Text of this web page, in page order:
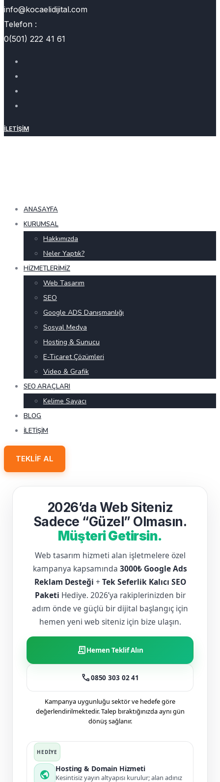
info@kocaelidijital.com
Telefon :
0(501) 222 41 61
İLETIŞIM
ANASAYFA
KURUMSAL
Hakkımızda
Neler Yaptık?
HIZMETLERIMIZ
Web Tasarım
SEO
Google ADS Danışmanlığı
Sosyal Medya
Hosting & Sunucu
E-Ticaret Çözümleri
Video & Grafik
SEO ARAÇLARI
Kelime Sayacı
BLOG
İLETIŞIM
TEKLIF AL
2026’da Web Siteniz
Sadece “Güzel” Olmasın.
Müşteri Getirsin.
Web tasarım hizmeti alan işletmelere özel
kampanya kapsamında 3000₺ Google Ads
Reklam Desteği + Tek Seferlik Kalıcı SEO
Paketi Hediye. 2026’ya rakiplerinizden bir
adım önde ve güçlü bir dijital başlangıç için
hemen yeni web siteniz için bize ulaşın.
receipt_longHemen Teklif Alın
call0850 303 02 41
Kampanya uygunluğu sektör ve hedefe göre
değerlendirilmektedir. Talep bıraktığınızda aynı gün
dönüş sağlanır.
public
Hosting & Domain Hizmeti
Kesintisiz yayın altyapısı kurulur; alan adınız